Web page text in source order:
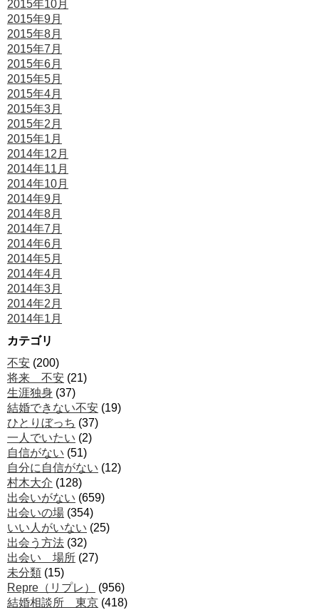
2015年10月
2015年9月
2015年8月
2015年7月
2015年6月
2015年5月
2015年4月
2015年3月
2015年2月
2015年1月
2014年12月
2014年11月
2014年10月
2014年9月
2014年8月
2014年7月
2014年6月
2014年5月
2014年4月
2014年3月
2014年2月
2014年1月
カテゴリ
不安 (200)
将来 不安 (21)
生涯独身 (37)
結婚できない不安 (19)
ひとりぼっち (37)
一人でいたい (2)
自信がない (51)
自分に自信がない (12)
村木大介 (128)
出会いがない (659)
出会いの場 (354)
いい人がいない (25)
出会う方法 (32)
出会い 場所 (27)
未分類 (15)
Repre（リプレ）
(956)
結婚相談所 東京 (418)